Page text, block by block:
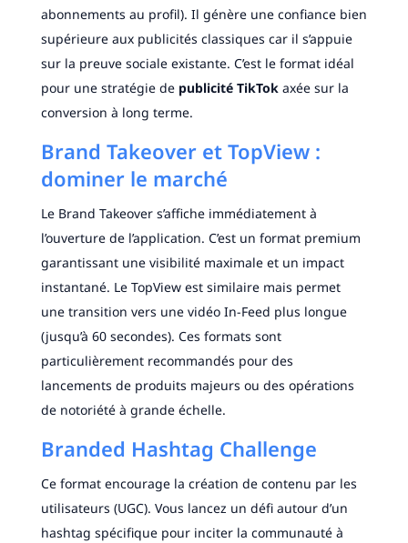
abonnements au profil). Il génère une confiance bien
supérieure aux publicités classiques car il s’appuie
sur la preuve sociale existante. C’est le format idéal
pour une stratégie de publicité TikTokaxée sur la
conversion à long terme.
Brand Takeover et TopView :
dominer le marché
Le Brand Takeover s’affiche immédiatement à
l’ouverture de l’application. C’est un format premium
garantissant une visibilité maximale et un impact
instantané. Le TopView est similaire mais permet
une transition vers une vidéo In-Feed plus longue
(jusqu’à 60 secondes). Ces formats sont
particulièrement recommandés pour des
lancements de produits majeurs ou des opérations
de notoriété à grande échelle.
Branded Hashtag Challenge
Ce format encourage la création de contenu par les
utilisateurs (UGC). Vous lancez un défi autour d’un
hashtag spécifique pour inciter la communauté à